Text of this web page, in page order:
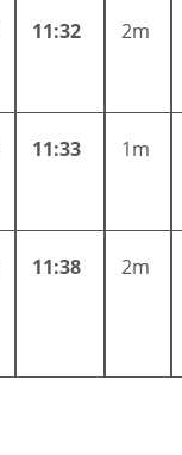
11:32 2m
11:33 1m
11:38 2m